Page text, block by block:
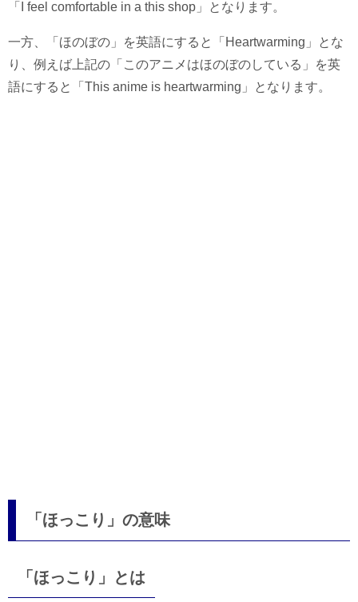
「I feel comfortable in a this shop」となります。
一方、「ほのぼの」を英語にすると「Heartwarming」とな
り、例えば上記の「このアニメはほのぼのしている」を英
語にすると「This anime is heartwarming」となります。
「ほっこり」の意味
「ほっこり」とは